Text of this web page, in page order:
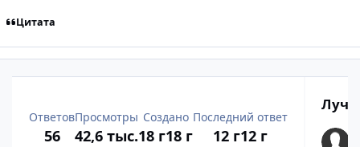
Цитата
Ответов
56
Просмотры
42,6 тыс.
Создано
18 г18 г
Последний ответ
12 г12 г